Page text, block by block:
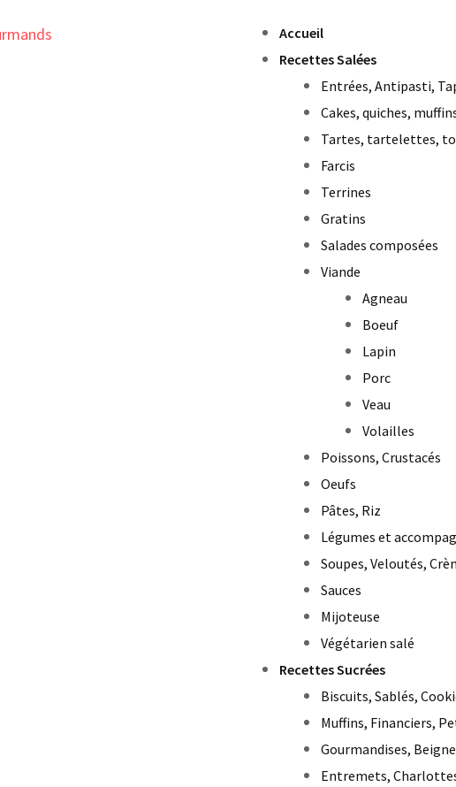
Accueil
Recettes Salées
Entrées, Antipasti,
Cakes, quiches,
Tartes, tartelettes,
Farcis
Terrines
Gratins
Salades composées
Viande
Agneau
Boeuf
Lapin
Porc
Veau
Volailles
Poissons, Crustacés
Oeufs
Pâtes, Riz
Légumes et
Soupes, Veloutés,
Sauces
Mijoteuse
Végétarien salé
Recettes Sucrées
Biscuits, Sablés,
Muffins, Financiers,
Gourmandises,
Entremets,